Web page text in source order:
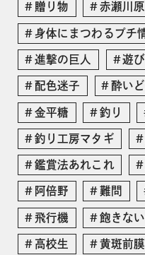
贈り物 赤瀬川
身体にまつわるプチ
進撃の巨人 遊び
配色迷子 酔い
金平糖 釣り
釣り工房マタギ
鑑賞法あれこれ
阿倍野 難問
飛行機 飽きな
高校生 黄斑前膜